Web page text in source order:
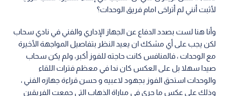
لأثبت أنني لم أتراخى امام فريق الوحدات؟
وأنا هنا لست بصدد الدفاع عن الجهاز الإداري والفني في نادي سحاب
لكن يجب على أي مشكك ان يعيد النظر بتفاصيل المواجهة الأخيرة
مع الوحدات ، فالمنافس كانت حاجته للفوز أكبر، ولم يكن سحاب
صيدا سهلا بل على العكس كان ندا في معظم فترات اللقاء
والوحدات استحق الفوز بجهود لاعبيه و حسن قراءة جهازه الفني ،
وذلك على عكس ما جرى في مباراة الذهاب التي جمعت الفريقين